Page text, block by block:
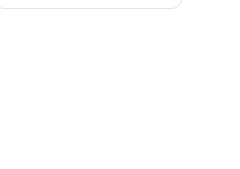
seu dinheiro na totalidade.